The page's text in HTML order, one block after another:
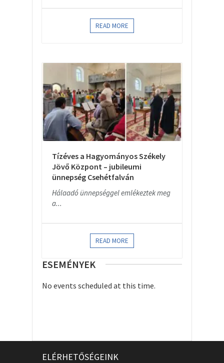
READ MORE
Tízéves a Hagyományos Székely
Jövő Központ – jubileumi
ünnepség Csehétfalván
Hálaadó ünnepséggel emlékeztek meg
a...
READ MORE
ESEMÉNYEK
No events scheduled at this time.
ELÉRHETŐSÉGEINK